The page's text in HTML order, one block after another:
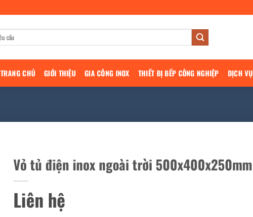
TRANG CHỦ GIỚI THIỆU GIA CÔNG INOX THIẾT BỊ BẾP CÔNG NGHIỆP DỊCH VỤ
Vỏ tủ điện inox ngoài trời 500x400x250mm
Liên hệ